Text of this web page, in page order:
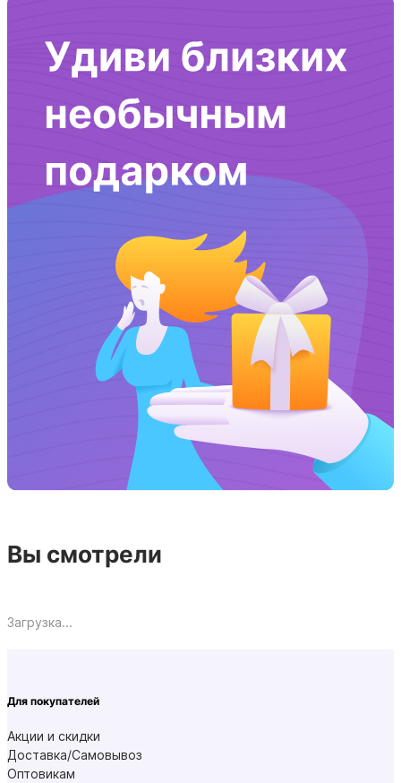
Вы смотрели
Загрузка...
Для покупателей
Акции и скидки
Доставка/Самовывоз
Оптовикам